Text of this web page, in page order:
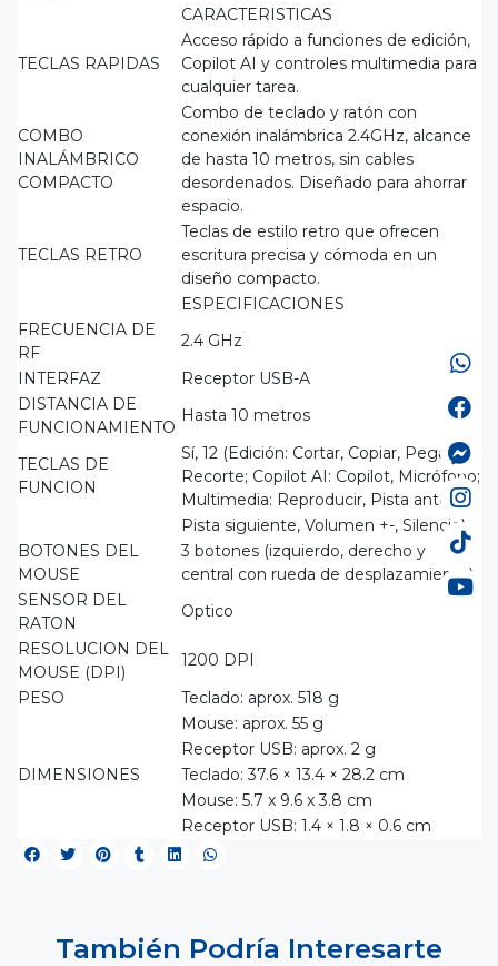
CARACTERISTICAS
TECLAS RAPIDAS
Acceso rápido a funciones de edición,
Copilot AI y controles multimedia para
cualquier tarea.
COMBO
INALÁMBRICO
COMPACTO
Combo de teclado y ratón con
conexión inalámbrica 2.4GHz, alcance
de hasta 10 metros, sin cables
desordenados. Diseñado para ahorrar
espacio.
TECLAS RETRO
Teclas de estilo retro que ofrecen
escritura precisa y cómoda en un
diseño compacto.
ESPECIFICACIONES
FRECUENCIA DE
RF
2.4 GHz
INTERFAZ
Receptor USB-A
DISTANCIA DE
FUNCIONAMIENTO
Hasta 10 metros
TECLAS DE
FUNCION
Sí, 12 (Edición: Cortar, Copiar, Pegar,
Recorte; Copilot AI: Copilot, Micrófono;
Multimedia: Reproducir, Pista anterior,
Pista siguiente, Volumen +-, Silencio)
BOTONES DEL
MOUSE
3 botones (izquierdo, derecho y
central con rueda de desplazamiento)
SENSOR DEL
RATON
Optico
RESOLUCION DEL
MOUSE (DPI)
1200 DPI
PESO
Teclado: aprox. 518 g
Mouse: aprox. 55 g
Receptor USB: aprox. 2 g
DIMENSIONES
Teclado: 37.6 × 13.4 × 28.2 cm
Mouse: 5.7 x 9.6 x 3.8 cm
Receptor USB: 1.4 × 1.8 × 0.6 cm
También Podría Interesarte